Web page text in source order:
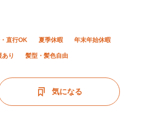
直行OK 夏季休暇 年末年始休暇
あり 髪型・髪色自由
気になる